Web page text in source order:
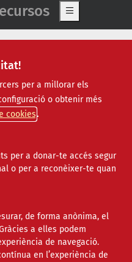
per a millorar els
o obtenir més
cookies
per a donar-te accés segur
o per a reconèixer-te quan
de forma anònima, el
a elles podem
de navegació.
en l’experiència de
de
Show main
de poder-nos
entengui la
feina”